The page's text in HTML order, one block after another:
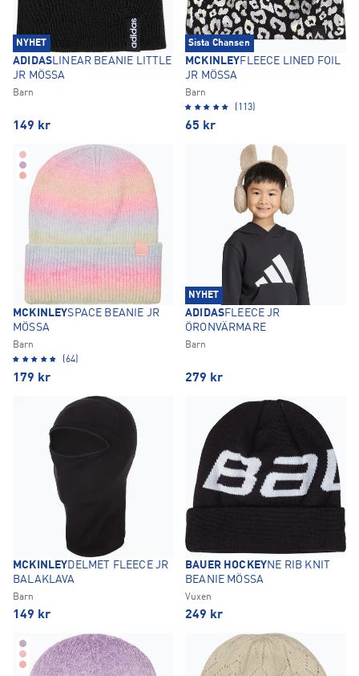
NYHET
ADIDASLINEAR BEANIE LITTLE
JR MÖSSA
Barn
149 kr
Sista Chansen
MCKINLEYFLEECE LINED FOIL
JR MÖSSA
Barn
(113)
65 kr
MCKINLEYSPACE BEANIE JR
MÖSSA
Barn
(64)
179 kr
NYHET
ADIDASFLEECE JR
ÖRONVÄRMARE
Barn
279 kr
MCKINLEYDELMET FLEECE JR
BALAKLAVA
Barn
149 kr
BAUER HOCKEYNE RIB KNIT
BEANIE MÖSSA
Vuxen
249 kr